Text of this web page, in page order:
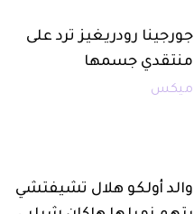
جورجينا رودريغيز ترد على
منتقدي جسمها
ميكس
والد أولكو هلال تشيفتشي